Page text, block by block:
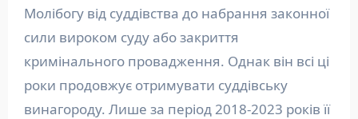
Молібогу від суддівства до набрання законної
сили вироком суду або закриття
кримінального провадження. Однак він всі ці
роки продовжує отримувати суддівську
винагороду. Лише за період 2018-2023 років її